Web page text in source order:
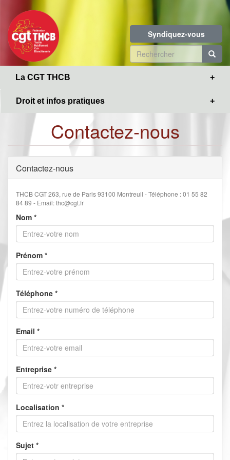
contenu
principal
Syndiquez-vous
Formulaire
de
La CGT THCB
Droit et infos pratiques
Contactez-nous
Contactez-nous
THCB CGT 263, rue de Paris 93100 Montreuil - Téléphone : 01 55 82
84 89 - Email: thc@cgt.fr
Nom *
Prénom *
Téléphone *
Email *
Entreprise *
Localisation *
Sujet *